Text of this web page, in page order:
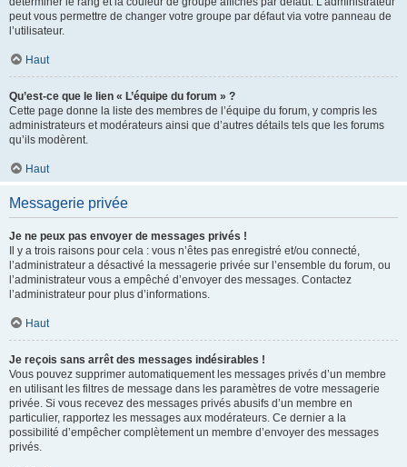
peut vous permettre de changer votre groupe par défaut via votre panneau de
l’utilisateur.
Haut
Qu’est-ce que le lien « L’équipe du forum » ?
Cette page donne la liste des membres de l’équipe du forum, y compris les
administrateurs et modérateurs ainsi que d’autres détails tels que les forums
qu’ils modèrent.
Haut
Messagerie privée
Je ne peux pas envoyer de messages privés !
Il y a trois raisons pour cela : vous n’êtes pas enregistré et/ou connecté,
l’administrateur a désactivé la messagerie privée sur l’ensemble du forum, ou
l’administrateur vous a empêché d’envoyer des messages. Contactez
l’administrateur pour plus d’informations.
Haut
Je reçois sans arrêt des messages indésirables !
Vous pouvez supprimer automatiquement les messages privés d’un membre
en utilisant les filtres de message dans les paramètres de votre messagerie
privée. Si vous recevez des messages privés abusifs d’un membre en
particulier, rapportez les messages aux modérateurs. Ce dernier a la
possibilité d’empêcher complètement un membre d’envoyer des messages
privés.